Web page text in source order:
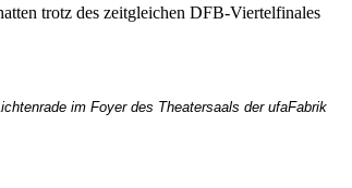
trotz des zeitgleichen DFB-Viertelfinales
im Foyer des Theatersaals der ufaFabrik